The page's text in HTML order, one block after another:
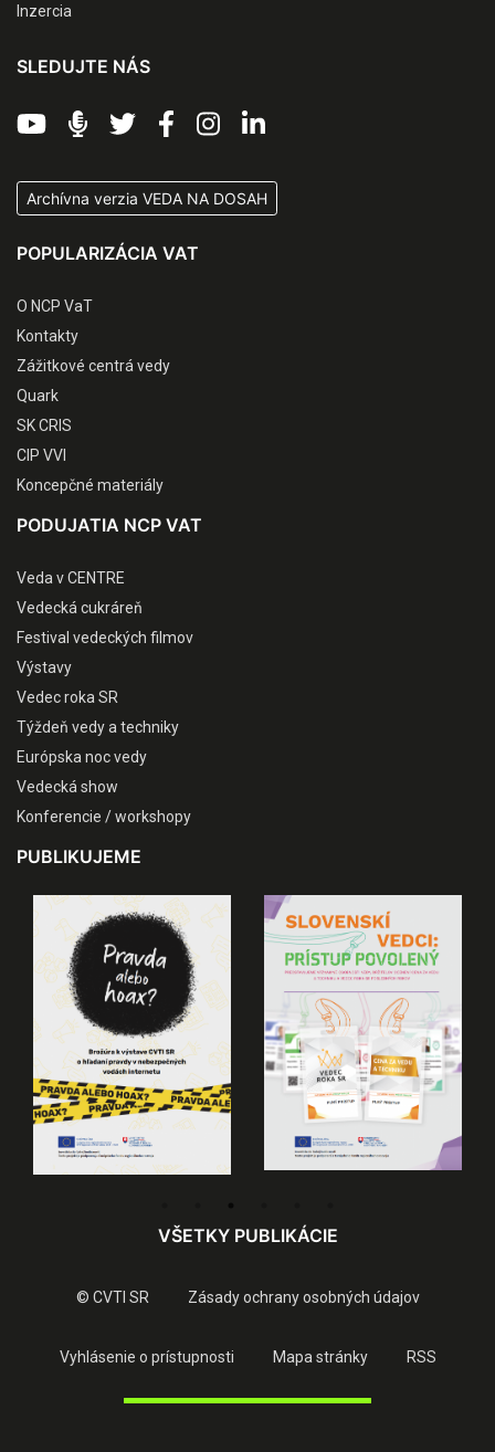
Inzercia
SLEDUJTE NÁS
Archívna verzia VEDA NA DOSAH
POPULARIZÁCIA VAT
O NCP VaT
Kontakty
Zážitkové centrá vedy
Quark
SK CRIS
CIP VVI
Koncepčné materiály
PODUJATIA NCP VAT
Veda v CENTRE
Vedecká cukráreň
Festival vedeckých filmov
Výstavy
Vedec roka SR
Týždeň vedy a techniky
Európska noc vedy
Vedecká show
Konferencie / workshopy
PUBLIKUJEME
VŠETKY PUBLIKÁCIE
© CVTI SR Zásady ochrany osobných údajov
Vyhlásenie o prístupnosti Mapa stránky RSS